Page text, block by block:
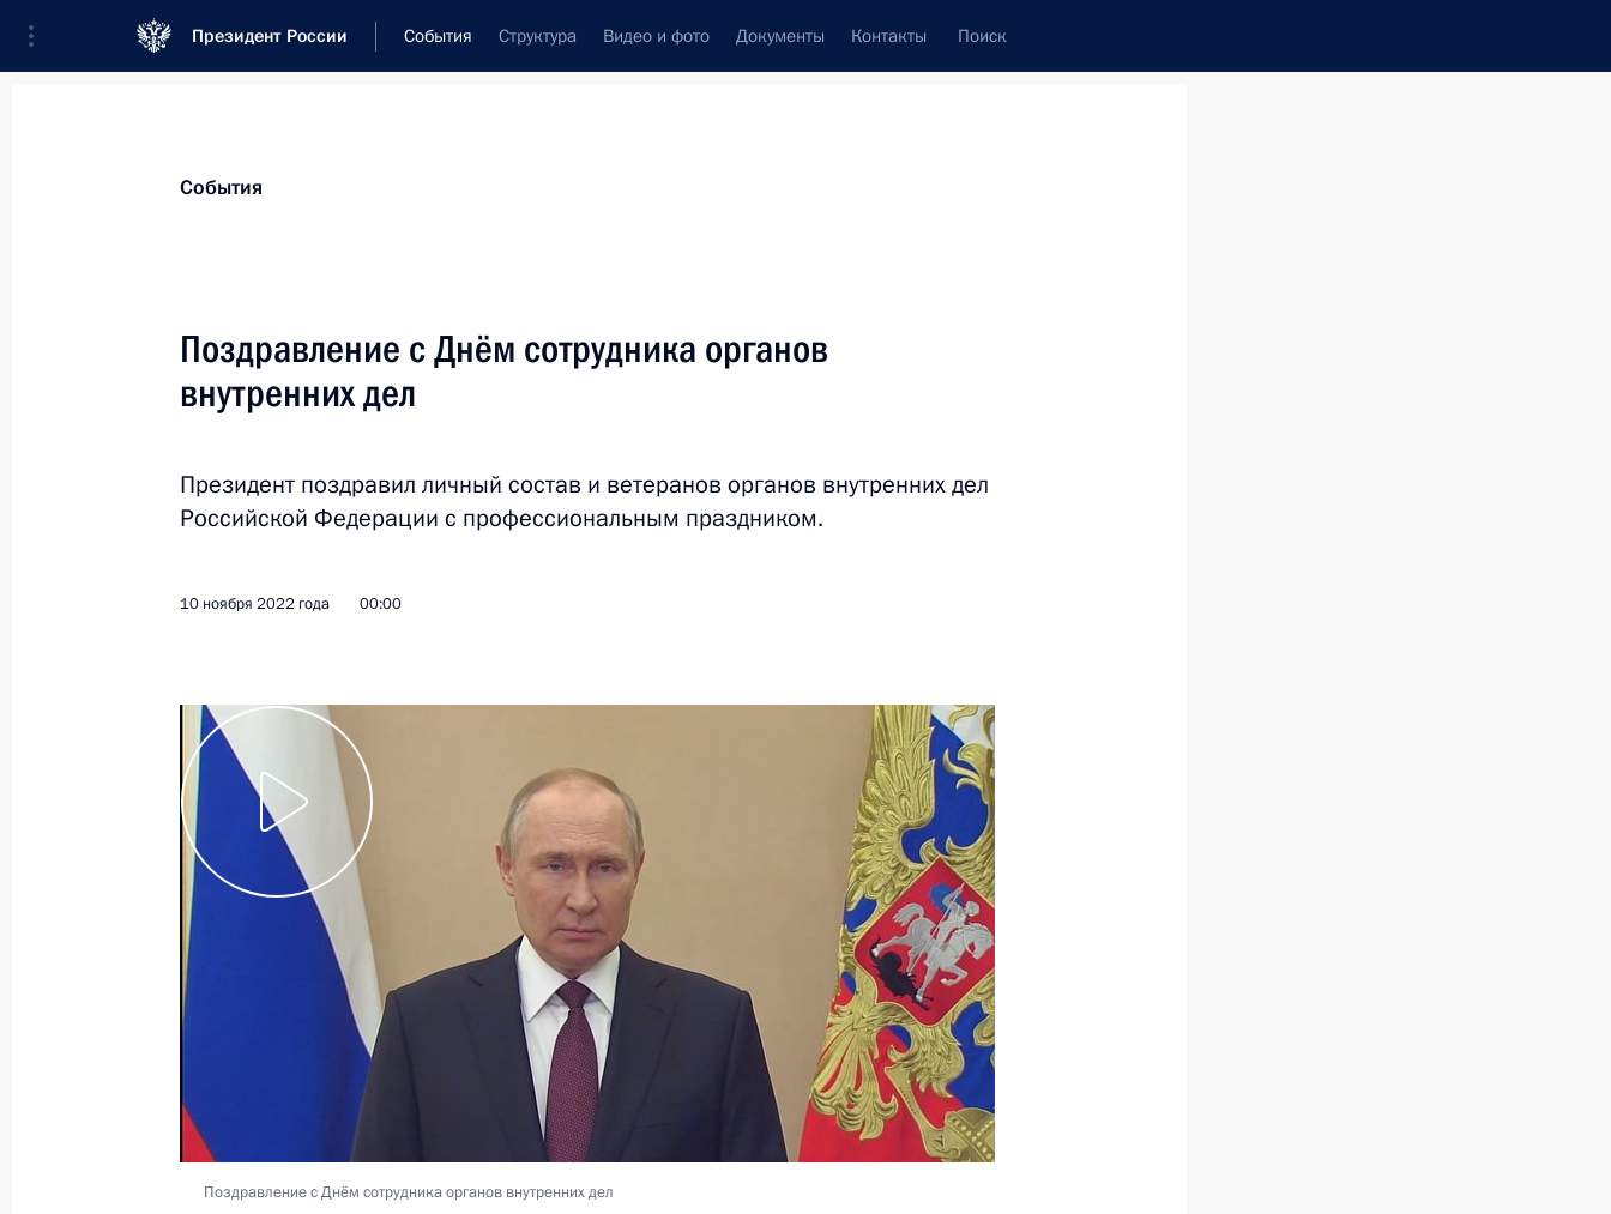
Президент России События Структура Видео и фото Документы Контакты Поиск
События
Поздравление с Днём сотрудника органов
внутренних дел
Президент поздравил личный состав и ветеранов органов внутренних дел
Российской Федерации с профессиональным праздником.
10 ноября 2022 года 00:00
Поздравление с Днём сотрудника органов внутренних дел